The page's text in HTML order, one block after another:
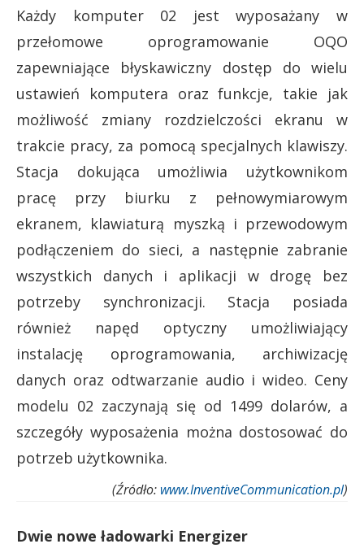
Każdy komputer 02 jest wyposażany w
przełomowe oprogramowanie OQO
zapewniające błyskawiczny dostęp do wielu
ustawień komputera oraz funkcje, takie jak
możliwość zmiany rozdzielczości ekranu w
trakcie pracy, za pomocą specjalnych klawiszy.
Stacja dokująca umożliwia użytkownikom
pracę przy biurku z pełnowymiarowym
ekranem, klawiaturą myszką i przewodowym
podłączeniem do sieci, a następnie zabranie
wszystkich danych i aplikacji w drogę bez
potrzeby synchronizacji. Stacja posiada
również napęd optyczny umożliwiający
instalację oprogramowania, archiwizację
danych oraz odtwarzanie audio i wideo. Ceny
modelu 02 zaczynają się od 1499 dolarów, a
szczegóły wyposażenia można dostosować do
potrzeb użytkownika.
(Źródło: www.InventiveCommunication.pl)
Dwie nowe ładowarki Energizer